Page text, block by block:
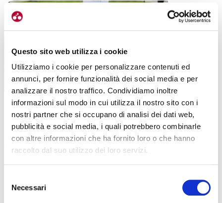
Questo sito web utilizza i cookie
Utilizziamo i cookie per personalizzare contenuti ed
annunci, per fornire funzionalità dei social media e per
analizzare il nostro traffico. Condividiamo inoltre
informazioni sul modo in cui utilizza il nostro sito con i
nostri partner che si occupano di analisi dei dati web,
pubblicità e social media, i quali potrebbero combinarle
con altre informazioni che ha fornito loro o che hanno
raccolto dal suo utilizzo dei loro servizi.
delNecessari
22-06-2026
TROVADOR: IL BRAND CHE TRASFORMA LA BICI
IN UNA TELA D’AUTORE
Trovador Bikes, un nuovo trand tutto italiano che fa dei
#ALLUMINIO #TROVADOR